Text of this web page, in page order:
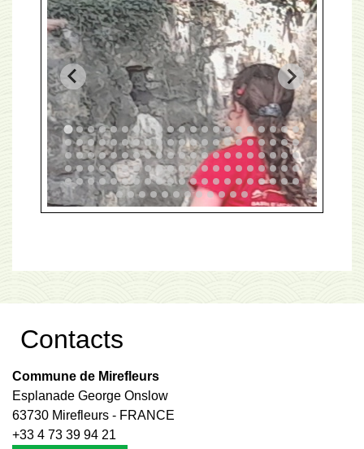
Contacts
Commune de Mirefleurs
Esplanade George Onslow
63730 Mirefleurs - FRANCE
+33 4 73 39 94 21